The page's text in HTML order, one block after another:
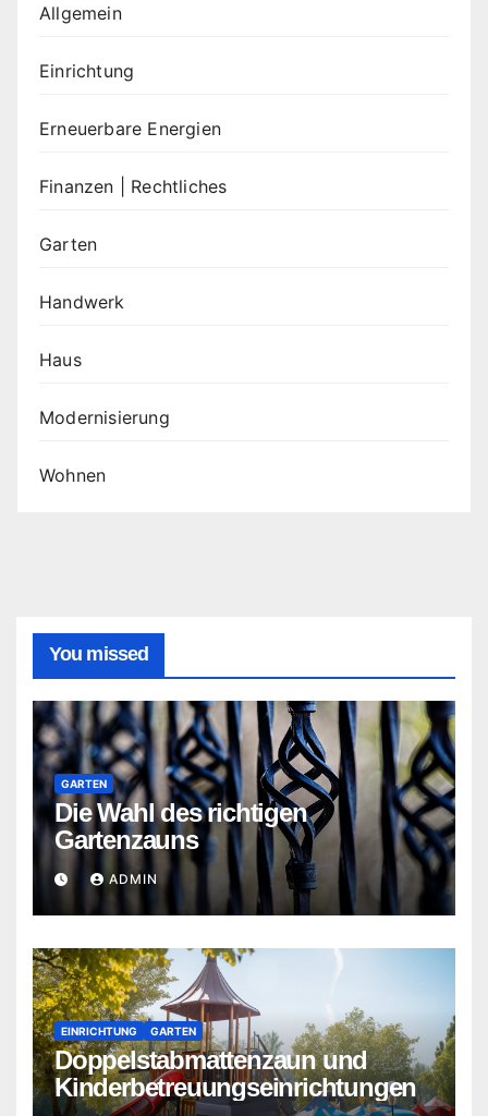
Allgemein
Einrichtung
Erneuerbare Energien
Finanzen | Rechtliches
Garten
Handwerk
Haus
Modernisierung
Wohnen
You missed
GARTEN
Die Wahl des richtigen
Gartenzauns
ADMIN
EINRICHTUNG GARTEN
Doppelstabmattenzaun und
Kinderbetreuungseinrichtungen